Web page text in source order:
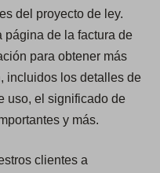
del proyecto de ley.
página de la factura de
para obtener más
incluidos los detalles de
uso, el significado de
y más.
clientes a